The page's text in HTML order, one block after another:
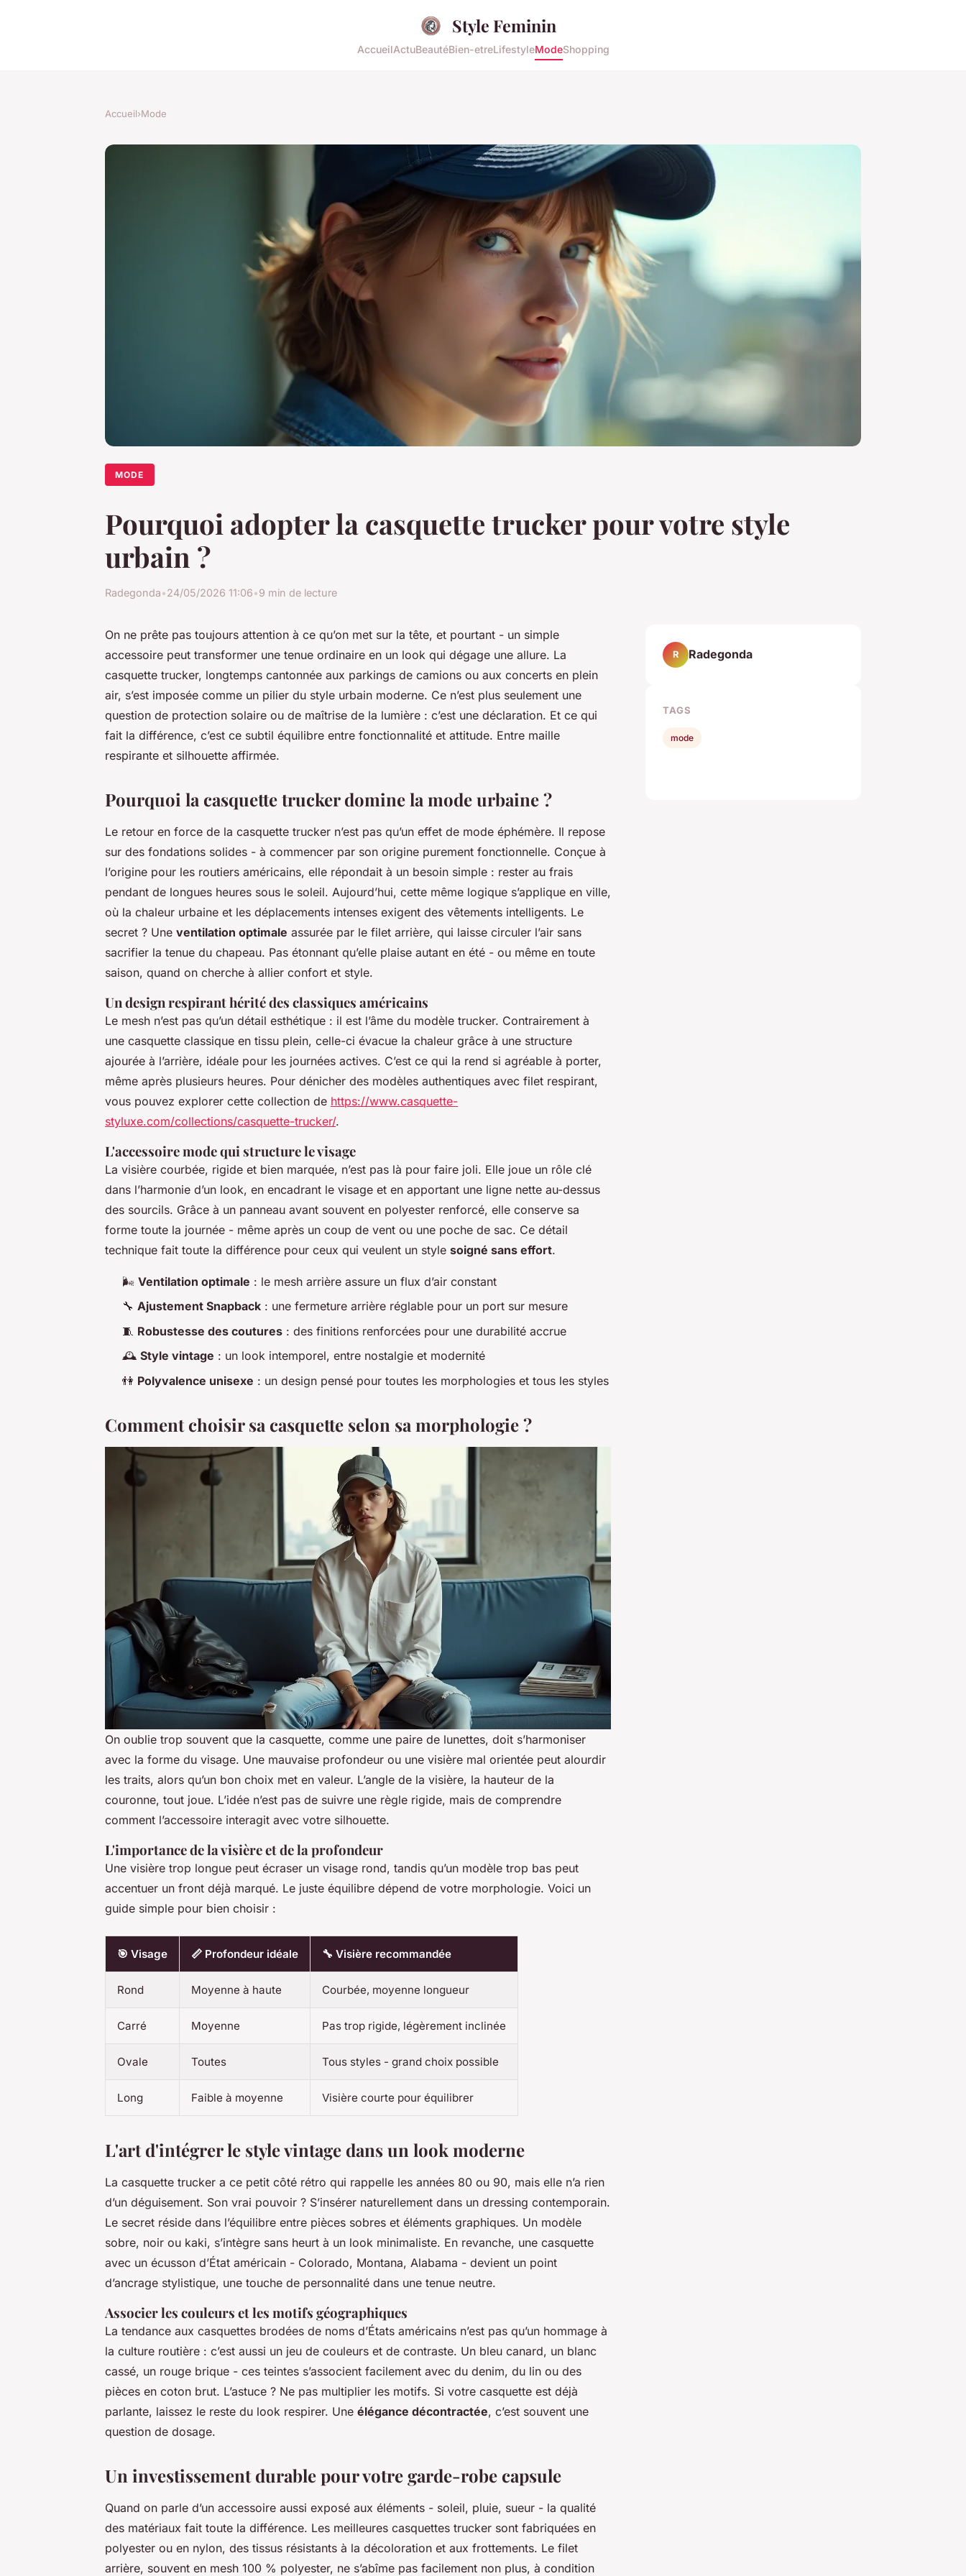
Style Feminin
AccueilActuBeautéBien-etreLifestyleModeShopping
Accueil›Mode
MODE
Pourquoi adopter la casquette trucker pour votre style
urbain ?
Radegonda•24/05/2026 11:06•9 min de lecture
On ne prête pas toujours attention à ce qu’on met sur la tête, et pourtant - un simple
accessoire peut transformer une tenue ordinaire en un look qui dégage une allure. La
casquette trucker, longtemps cantonnée aux parkings de camions ou aux concerts en plein
air, s’est imposée comme un pilier du style urbain moderne. Ce n’est plus seulement une
question de protection solaire ou de maîtrise de la lumière : c’est une déclaration. Et ce qui
fait la différence, c’est ce subtil équilibre entre fonctionnalité et attitude. Entre maille
respirante et silhouette affirmée.
Pourquoi la casquette trucker domine la mode urbaine ?
Le retour en force de la casquette trucker n’est pas qu’un effet de mode éphémère. Il repose
sur des fondations solides - à commencer par son origine purement fonctionnelle. Conçue à
l’origine pour les routiers américains, elle répondait à un besoin simple : rester au frais
pendant de longues heures sous le soleil. Aujourd’hui, cette même logique s’applique en ville,
où la chaleur urbaine et les déplacements intenses exigent des vêtements intelligents. Le
secret ? Une ventilation optimale assurée par le filet arrière, qui laisse circuler l’air sans
sacrifier la tenue du chapeau. Pas étonnant qu’elle plaise autant en été - ou même en toute
saison, quand on cherche à allier confort et style.
Un design respirant hérité des classiques américains
Le mesh n’est pas qu’un détail esthétique : il est l’âme du modèle trucker. Contrairement à
une casquette classique en tissu plein, celle-ci évacue la chaleur grâce à une structure
ajourée à l’arrière, idéale pour les journées actives. C’est ce qui la rend si agréable à porter,
même après plusieurs heures. Pour dénicher des modèles authentiques avec filet respirant,
vous pouvez explorer cette collection de https://www.casquette-
styluxe.com/collections/casquette-trucker/.
L'accessoire mode qui structure le visage
La visière courbée, rigide et bien marquée, n’est pas là pour faire joli. Elle joue un rôle clé
dans l’harmonie d’un look, en encadrant le visage et en apportant une ligne nette au-dessus
des sourcils. Grâce à un panneau avant souvent en polyester renforcé, elle conserve sa
forme toute la journée - même après un coup de vent ou une poche de sac. Ce détail
technique fait toute la différence pour ceux qui veulent un style soigné sans effort.
🌬️ Ventilation optimale : le mesh arrière assure un flux d’air constant
🔧 Ajustement Snapback : une fermeture arrière réglable pour un port sur mesure
🧵 Robustesse des coutures : des finitions renforcées pour une durabilité accrue
🕰️ Style vintage : un look intemporel, entre nostalgie et modernité
👫 Polyvalence unisexe : un design pensé pour toutes les morphologies et tous les styles
Comment choisir sa casquette selon sa morphologie ?
On oublie trop souvent que la casquette, comme une paire de lunettes, doit s’harmoniser
avec la forme du visage. Une mauvaise profondeur ou une visière mal orientée peut alourdir
les traits, alors qu’un bon choix met en valeur. L’angle de la visière, la hauteur de la
couronne, tout joue. L’idée n’est pas de suivre une règle rigide, mais de comprendre
comment l’accessoire interagit avec votre silhouette.
L'importance de la visière et de la profondeur
Une visière trop longue peut écraser un visage rond, tandis qu’un modèle trop bas peut
accentuer un front déjà marqué. Le juste équilibre dépend de votre morphologie. Voici un
guide simple pour bien choisir :
🎯 Visage 📏 Profondeur idéale 🔧 Visière recommandée
Rond Moyenne à haute Courbée, moyenne longueur
Carré Moyenne Pas trop rigide, légèrement inclinée
Ovale Toutes Tous styles - grand choix possible
Long Faible à moyenne Visière courte pour équilibrer
L'art d'intégrer le style vintage dans un look moderne
La casquette trucker a ce petit côté rétro qui rappelle les années 80 ou 90, mais elle n’a rien
d’un déguisement. Son vrai pouvoir ? S’insérer naturellement dans un dressing contemporain.
Le secret réside dans l’équilibre entre pièces sobres et éléments graphiques. Un modèle
sobre, noir ou kaki, s’intègre sans heurt à un look minimaliste. En revanche, une casquette
avec un écusson d’État américain - Colorado, Montana, Alabama - devient un point
d’ancrage stylistique, une touche de personnalité dans une tenue neutre.
Associer les couleurs et les motifs géographiques
La tendance aux casquettes brodées de noms d’États américains n’est pas qu’un hommage à
la culture routière : c’est aussi un jeu de couleurs et de contraste. Un bleu canard, un blanc
cassé, un rouge brique - ces teintes s’associent facilement avec du denim, du lin ou des
pièces en coton brut. L’astuce ? Ne pas multiplier les motifs. Si votre casquette est déjà
parlante, laissez le reste du look respirer. Une élégance décontractée, c’est souvent une
question de dosage.
Un investissement durable pour votre garde-robe capsule
Quand on parle d’un accessoire aussi exposé aux éléments - soleil, pluie, sueur - la qualité
des matériaux fait toute la différence. Les meilleures casquettes trucker sont fabriquées en
polyester ou en nylon, des tissus résistants à la décoloration et aux frottements. Le filet
arrière, souvent en mesh 100 % polyester, ne s’abîme pas facilement non plus, à condition
R Radegonda
TAGS
mode